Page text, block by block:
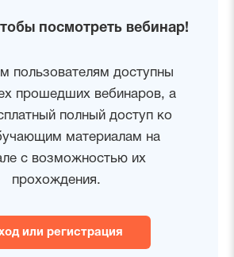
посмотреть вебинар!
пользователям доступны
прошедших вебинаров, а
полный доступ ко
материалам на
с возможностью их
прохождения.
или регистрация